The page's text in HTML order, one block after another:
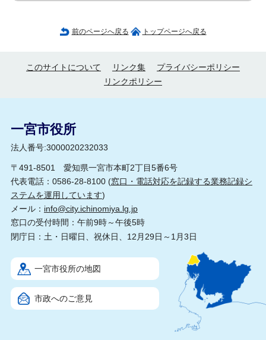
前のページへ戻る トップページへ戻る
このサイトについて リンク集
プライバシーポリシー
リンクポリシー
一宮市役所
法人番号:3000020232033
〒491-8501 愛知県一宮市本町2丁目5番6号
代表電話：0586-28-8100 (窓口・電話対応を記録する業務記録シ
ステムを運用しています)
メール： info@city.ichinomiya.lg.jp
窓口の受付時間：午前9時～午後5時
閉庁日：土・日曜日、祝休日、12月29日～1月3日
一宮市役所の地図
市政へのご意見